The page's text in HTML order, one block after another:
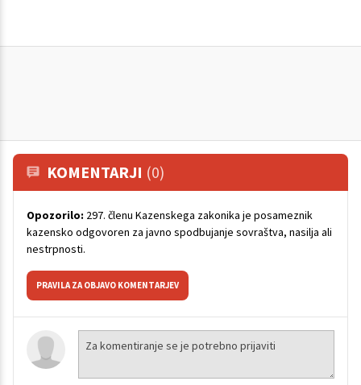
KOMENTARJI (0)
Opozorilo: 297. členu Kazenskega zakonika je posameznik
kazensko odgovoren za javno spodbujanje sovraštva, nasilja ali
nestrpnosti.
PRAVILA ZA OBJAVO KOMENTARJEV